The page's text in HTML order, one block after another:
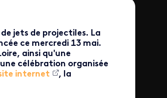
jets de projectiles. La
ce mercredi 13 mai.
ainsi qu'une
célébration organisée
internet
, la